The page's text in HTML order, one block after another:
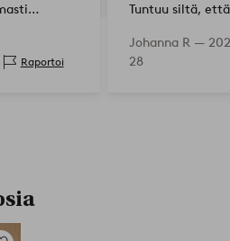
Raportoi
Tuntuu siltä,
Johanna R —
28